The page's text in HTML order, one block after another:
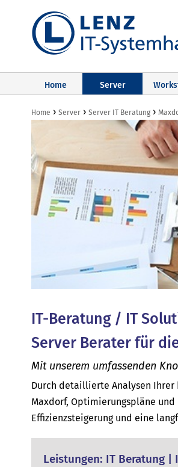
Home Server
Home › Server › Server IT Beratung ›
IT-Beratung / IT
Server Berater für
Mit unserem umfassenden
Durch detaillierte Analysen Ihrer
Maxdorf, Optimierungspläne
Effizienzsteigerung und eine
Leistungen: IT Beratung